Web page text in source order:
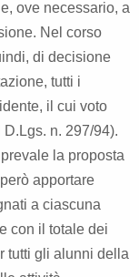
ove necessario, a
Nel corso
di decisione
tutti i
il cui voto
n. 297/94).
la proposta
apportare
a ciascuna
con il totale dei
tutti gli alunni della